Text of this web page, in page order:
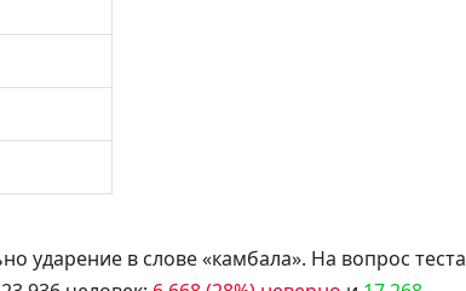
ударение в слове «камбала». На вопрос теста